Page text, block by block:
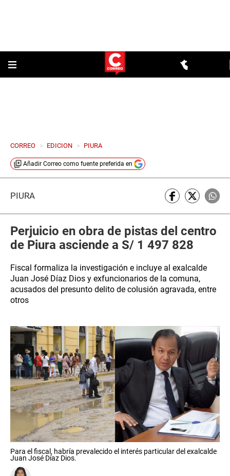
CORREO > EDICION > PIURA
Añadir Correo como fuente preferida en
PIURA
Perjuicio en obra de pistas del centro
de Piura asciende a S/ 1 497 828
Fiscal formaliza la investigación e incluye al exalcalde
Juan José Díaz Dios y exfuncionarios de la comuna,
acusados del presunto delito de colusión agravada, entre
otros
Para el fiscal, habría prevalecido el interés particular del exalcalde
Juan José Díaz Dios.